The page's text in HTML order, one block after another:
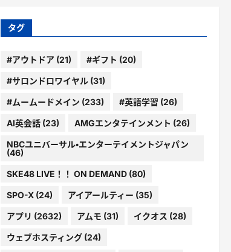
ー
タグ
#アウトドア(21) #ギフト (20)
#サロンドロワイヤル(31)
#ムームードメイン (233) #英語学習 (26)
AI英会話(23) AMGエンタテインメント (26)
NBCユニバーサル・エンターテイメントジャパン
(46)
SKE48 LIVE！！ ON DEMAND(80)
SPO-X(24) アイアールティー (35)
アプリ (2632) アムモ (31) イクオス (28)
ウェブホスティング(24)